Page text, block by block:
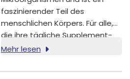
paracasei (mikroverkapselt),
Bifidobacterium bifidum
(mikroverkapselt),
Bifidobacterium infantis
faszinierender Teil des
menschlichen Körpers. Für alle,
die ihre tägliche Supplement-
Routine bewusst ergänzen
ausgewählte Milchsäurekulturen
Mehr lesen